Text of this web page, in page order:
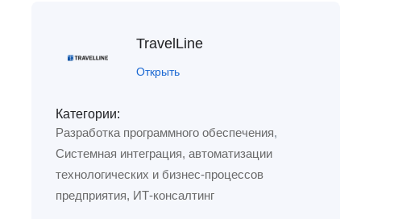
TravelLine
Открыть
Категории:
Разработка программного обеспечения,
Системная интеграция, автоматизации
технологических и бизнес-процессов
предприятия, ИТ-консалтинг